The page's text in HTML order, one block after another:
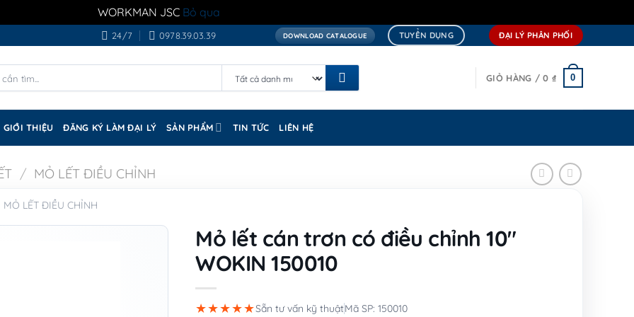
WORKMAN JSC Bỏ qua
24/7 0978.39.03.39 DOWNLOAD CATALOGUE TUYỂN DỤNG ĐẠI LÝ PHÂN PHỐI
GIỎ HÀNG /0 ₫ 0
GIỚI THIỆU ĐĂNG KÝ LÀM ĐẠI LÝ SẢN PHẨM TIN TỨC LIÊN HỆ
/ MỎ LẾT ĐIỀU CHỈNH
MỎ LẾT ĐIỀU CHỈNH
Mỏ lết cán trơn có điều chỉnh 10″
WOKIN 150010
★★★★★Sẵn tư vấn kỹ thuậtMã SP: 150010